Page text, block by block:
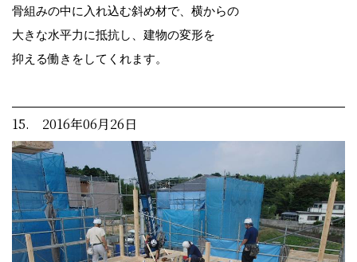
骨組みの中に入れ込む斜め材で、横からの
大きな水平力に抵抗し、建物の変形を
抑える働きをしてくれます。
15. 2016年06月26日